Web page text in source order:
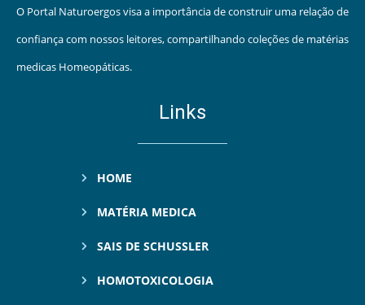
O Portal Naturoergos visa a importância de construir uma relação de
confiança com nossos leitores, compartilhando coleções de matérias
medicas Homeopáticas.
Links
HOME
MATÉRIA MEDICA
SAIS DE SCHUSSLER
HOMOTOXICOLOGIA